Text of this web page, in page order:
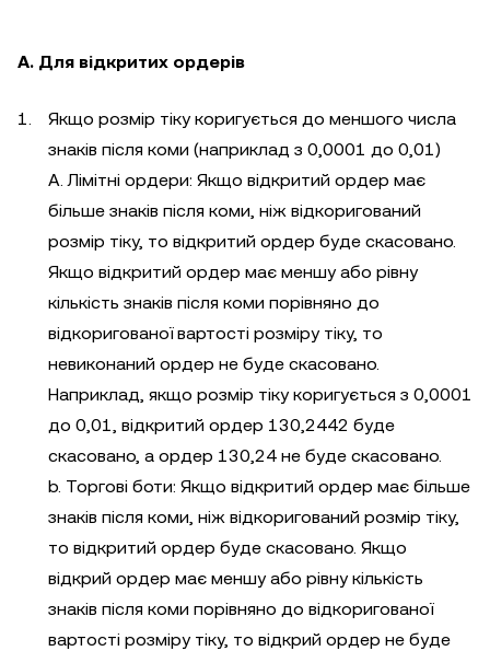
A. Для відкритих ордерів
Якщо розмір тіку коригується до меншого числа
знаків після коми (наприклад з 0,0001 до 0,01)
A. Лімітні ордери: Якщо відкритий ордер має
більше знаків після коми, ніж відкоригований
розмір тіку, то відкритий ордер буде скасовано.
Якщо відкритий ордер має меншу або рівну
кількість знаків після коми порівняно до
відкоригованої вартості розміру тіку, то
невиконаний ордер не буде скасовано.
Наприклад, якщо розмір тіку коригується з 0,0001
до 0,01, відкритий ордер 130,2442 буде
скасовано, а ордер 130,24 не буде скасовано.
b. Торгові боти: Якщо відкритий ордер має більше
знаків після коми, ніж відкоригований розмір тіку,
то відкритий ордер буде скасовано. Якщо
відкрий ордер має меншу або рівну кількість
знаків після коми порівняно до відкоригованої
вартості розміру тіку, то відкрий ордер не буде